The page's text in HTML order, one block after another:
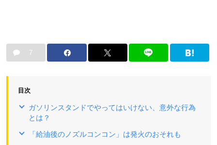
7
目次
ガソリンスタンドでやってはいけない、意外な行為
とは？
「給油後のノズルコンコン」は発火のおそれも